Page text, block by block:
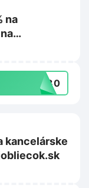
na
aj30
kancelárske